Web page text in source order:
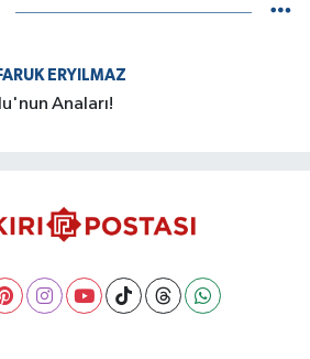
ERYILMAZ
Anaları!